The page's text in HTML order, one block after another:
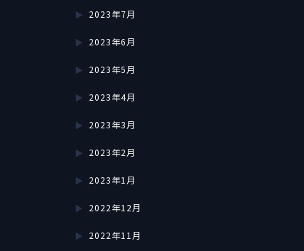
2023年7月
2023年6月
2023年5月
2023年4月
2023年3月
2023年2月
2023年1月
2022年12月
2022年11月